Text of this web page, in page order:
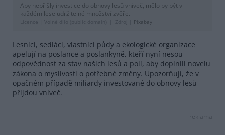
Aby nepřišly investice do obnovy lesů vniveč, mělo by být v
každém lese udržitelné množství zvěře.
Licence | Volné dílo (public domain) Zdroj | Pixabay
Lesníci, sedláci, vlastníci půdy a ekologické organizace
apelují na poslance a poslankyně, kteří nyní nesou
odpovědnost za stav našich lesů a polí, aby doplnili novelu
zákona o myslivosti o potřebné změny. Upozorňují, že v
opačném případě miliardy investované do obnovy lesů
přijdou vniveč.
reklama